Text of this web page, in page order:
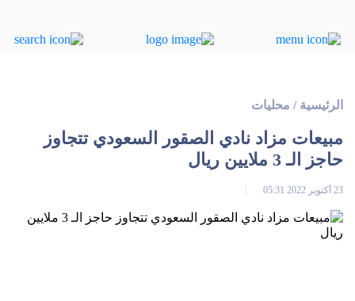
الرئيسية / محليات
مبيعات مزاد نادي الصقور السعودي تتجاوز
حاجز الـ 3 ملايين ريال
23 أكتوبر 2022 05:31